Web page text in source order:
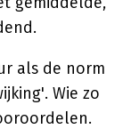
als de norm
Wie zo